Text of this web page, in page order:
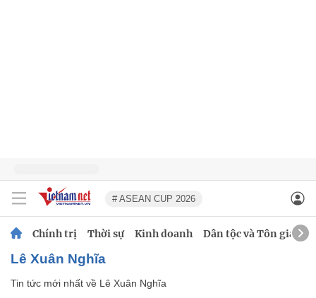
# ASEAN CUP 2026
Chính trị Thời sự Kinh doanh Dân tộc và Tôn giáo
Lê Xuân Nghĩa
Tin tức mới nhất về Lê Xuân Nghĩa